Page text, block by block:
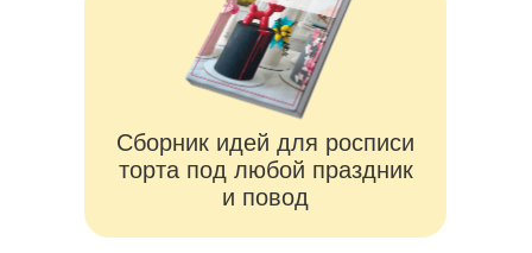
Научимся переносить простой
рисунокна торт
Сделаем дополнительные